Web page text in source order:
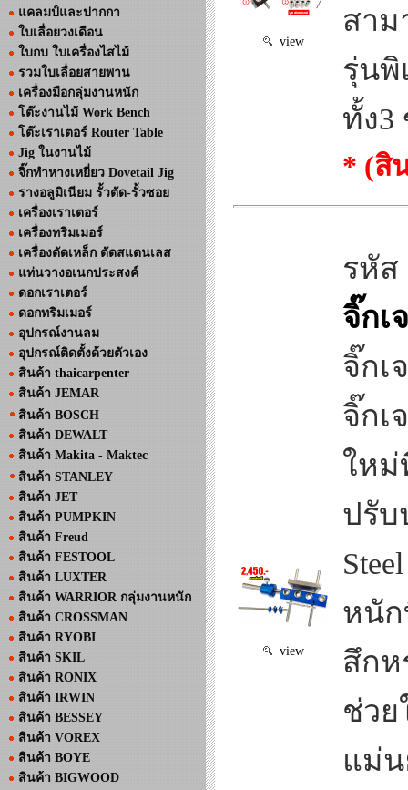
แคลมป์และปากกา
ใบเลื่อยวงเดือน
ใบกบ ใบเครื่องไสไม้
รวมใบเลื่อยสายพาน
เครื่องมือกลุ่มงานหนัก
โต๊ะงานไม้ Work Bench
โต๊ะเราเตอร์ Router Table
Jig ในงานไม้
จิ๊กทำหางเหยี่ยว Dovetail Jig
รางอลูมิเนียม รั้วตัด-รั้วซอย
เครื่องเราเตอร์
เครื่องทริมเมอร์
เครื่องตัดเหล็ก ตัดสแตนเลส
แท่นวางอเนกประสงค์
ดอกเราเตอร์
ดอกทริมเมอร์
อุปกรณ์งานลม
อุปกรณ์ติดตั้งด้วยตัวเอง
สินค้า thaicarpenter
สินค้า JEMAR
สินค้า BOSCH
สินค้า DEWALT
สินค้า Makita - Maktec
สินค้า STANLEY
สินค้า JET
สินค้า PUMPKIN
สินค้า Freud
สินค้า FESTOOL
สินค้า LUXTER
สินค้า WARRIOR กลุ่มงานหนัก
สินค้า CROSSMAN
สินค้า RYOBI
สินค้า SKIL
สินค้า RONIX
สินค้า IRWIN
สินค้า BESSEY
สินค้า VOREX
สินค้า BOYE
สินค้า BIGWOOD
view
สาม
รุ่นพิ
ทั้ง3
* (สิ
view
รหัส
จิ๊กเ
จิ๊กเ
จิ๊กเ
ใหม่
ปรับ
หนัก
สึก
ช่วย
แม่น